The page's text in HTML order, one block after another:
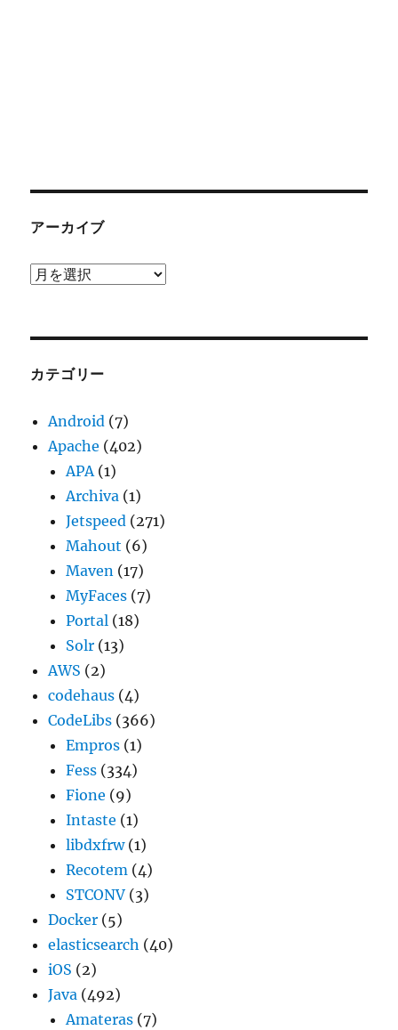
アーカイブ
ア
ブ
カテゴリー
Android (7)
Apache (402)
APA(1)
Archiva (1)
Jetspeed (271)
Mahout (6)
Maven (17)
MyFaces (7)
Portal (18)
Solr (13)
AWS (2)
codehaus (4)
CodeLibs (366)
Empros (1)
Fess (334)
Fione (9)
Intaste (1)
libdxfrw(1)
Recotem (4)
STCONV (3)
Docker (5)
elasticsearch (40)
iOS (2)
Java (492)
Amateras (7)